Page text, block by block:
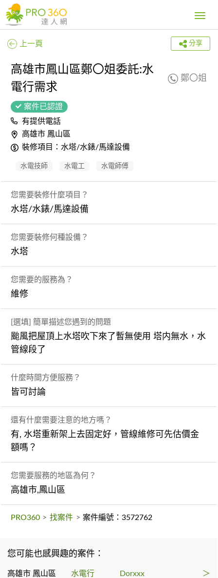
Toggle
上一頁 分享
高雄市鳳山區鄭〇姐委託:水
電行需求
鄭〇姐
案件已認證
有提供電話
高雄市 鳳山區
裝修項目：水塔/水錶/馬達設備
水電技師 水電工 水電師傅
您需要裝修什麼項目？
水塔/水錶/馬達設備
您需要裝修何種設備？
水塔
您需要的服務為？
維修
[選填] 簡單描述您遇到的問題
颱風把屋頂上水塔吹下來了暫無使用 塔内無水，水
管線段了
什麼時間方便服務？
皆可討論
還有什麼需要注意的地方嗎？
有, 水塔重新架上去固定好，管線維修可先估價金
額嗎？
您需要服務的地區為何？
高雄市,鳳山區
PRO360 > 找案件 > 案件編號：3572762
您可能也感興趣的案件：
高雄市 鳳山區 水電行 Dorxxx ＞